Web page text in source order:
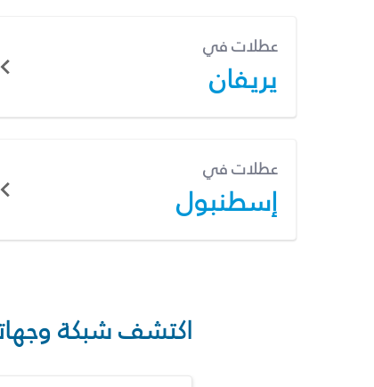
عطلات في
يريفان
عطلات في
إسطنبول
اكتشف شبكة